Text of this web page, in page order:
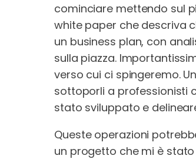
cominciare mettendo sul
white paper che descriva
un business plan, con
sulla piazza.
verso cui ci spingeremo.
sottoporli a professionisti
stato sviluppato e
Queste operazioni
un progetto che mi è